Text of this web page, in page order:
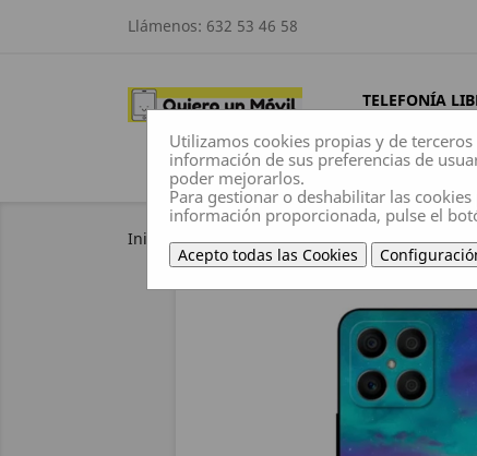
Llámenos: 632 53 46 58
TELEFONÍA
Inicio Fundas Huawei /Honor HONOR
Utilizamos cookies propias y de
información de sus preferencias de
poder mejorarlos.
Para gestionar o deshabilitar las
información proporcionada, pulse el
Acepto todas las Cookies